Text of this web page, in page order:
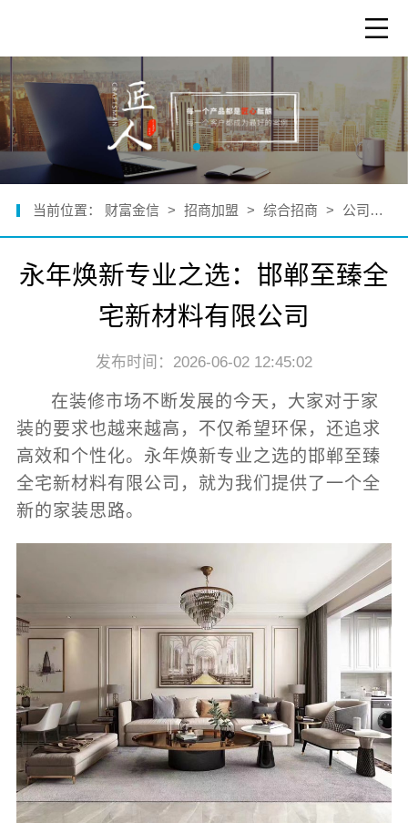
当前位置： 财富金信 > 招商加盟 > 综合招商 > 公司新闻
永年焕新专业之选：邯郸至臻全
宅新材料有限公司
发布时间：2026-06-02 12:45:02
在装修市场不断发展的今天，大家对于家
装的要求也越来越高，不仅希望环保，还追求
高效和个性化。 永年焕新专业之选的邯郸至臻
全宅新材料有限公司，就为我们提供了一个全
新的家装思路。